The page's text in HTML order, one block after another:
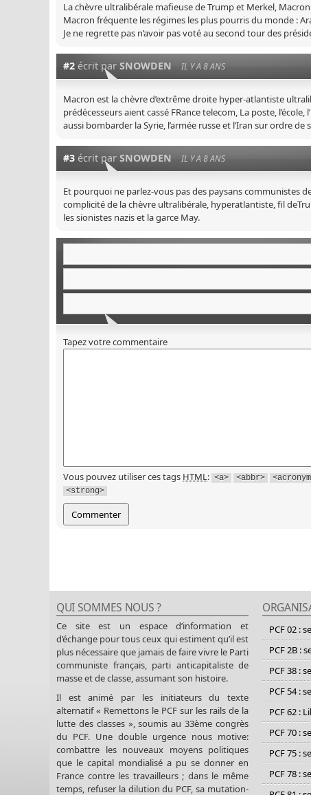
La chèvre ultralibérale mafieuse de Trump et Merkel,
Macron fréquente les régimes les plus pourris du monde :
Je ne regrette pas n’avoir pas voté au second tour des
#2 écrit par SNOWDEN IL Y A 8 ANS
Macron est la chèvre d’extrême droite hyper-atlantiste
prédécesseurs aient cassé FRance telecom, La poste,
aussi bombarder la Syrie, l’armée russe et l’Iran sur ordre
#3 écrit par SNOWDEN IL Y A 8 ANS
Et pourquoi ne parlez-vous pas des paysans communistes
complicité de la chèvre ultralibérale, hyperatlantiste, fil
les sionistes nazis et la garce May.
Tapez votre commentaire
Vous pouvez utiliser ces tags HTML: <a> <abbr>
<strong>
QUI SOMMES NOUS ?
Ce site est un espace d’information et
d’échange pour tous ceux qui estiment qu’il est
plus nécessaire que jamais de faire vivre le Parti
communiste français, parti anticapitaliste de
masse et de classe, assumant son histoire.
Il est animé par les initiateurs du texte
alternatif « Remettons le PCF sur les rails de la
lutte des classes », soumis au 33ème congrès
du PCF. Une double urgence nous motive:
combattre les nouveaux moyens politiques
que le capital mondialisé a pu se donner en
France contre les travailleurs ; dans le même
temps, refuser la dilution du PCF, sa mutation-
PCF 02 :
PCF 2B :
PCF 38 :
PCF 54 :
PCF 62 :
PCF 70 :
PCF 75 :
PCF 78 :